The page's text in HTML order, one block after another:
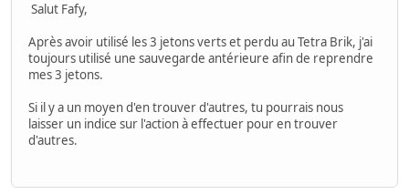
Salut Fafy,
Après avoir utilisé les 3 jetons verts et perdu au Tetra Brik, j'ai
toujours utilisé une sauvegarde antérieure afin de reprendre
mes 3 jetons.
Si il y a un moyen d'en trouver d'autres, tu pourrais nous
laisser un indice sur l'action à effectuer pour en trouver
d'autres.